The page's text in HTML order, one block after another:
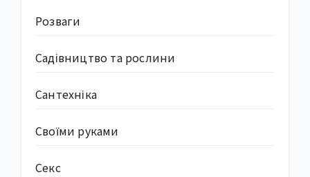
Розваги
Садівництво та рослини
Сантехніка
Своїми руками
Секс